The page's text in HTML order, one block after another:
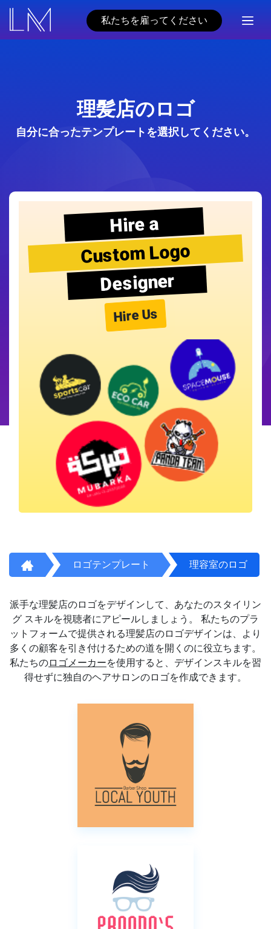
私たちを雇ってください
理髪店のロゴ
自分に合ったテンプレートを選択してください。
Hire a
Custom Logo
Designer
Hire Us
ロゴテンプレート 理容室のロゴ
派手な理髪店のロゴをデザインして、あなたのスタイリン
グ スキルを視聴者にアピールしましょう。 私たちのプラ
ットフォームで提供される理髪店のロゴデザインは、より
多くの顧客を引き付けるための道を開くのに役立ちます。
私たちのロゴメーカーを使用すると、デザインスキルを習
得せずに独自のヘアサロンのロゴを作成できます。